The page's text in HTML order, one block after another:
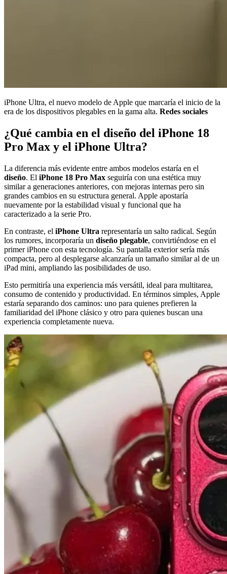
iPhone Ultra, el nuevo modelo de Apple que marcaría el inicio de la
era de los dispositivos plegables en la gama alta. Redes sociales
¿Qué cambia en el diseño del iPhone 18
Pro Max y el iPhone Ultra?
La diferencia más evidente entre ambos modelos estaría en el
diseño. El iPhone 18 Pro Max seguiría con una estética muy
similar a generaciones anteriores, con mejoras internas pero sin
grandes cambios en su estructura general. Apple apostaría
nuevamente por la estabilidad visual y funcional que ha
caracterizado a la serie Pro.
En contraste, el iPhone Ultra representaría un salto radical. Según
los rumores, incorporaría un diseño plegable, convirtiéndose en el
primer iPhone con esta tecnología. Su pantalla exterior sería más
compacta, pero al desplegarse alcanzaría un tamaño similar al de un
iPad mini, ampliando las posibilidades de uso.
Esto permitiría una experiencia más versátil, ideal para multitarea,
consumo de contenido y productividad. En términos simples, Apple
estaría separando dos caminos: uno para quienes prefieren la
familiaridad del iPhone clásico y otro para quienes buscan una
experiencia completamente nueva.